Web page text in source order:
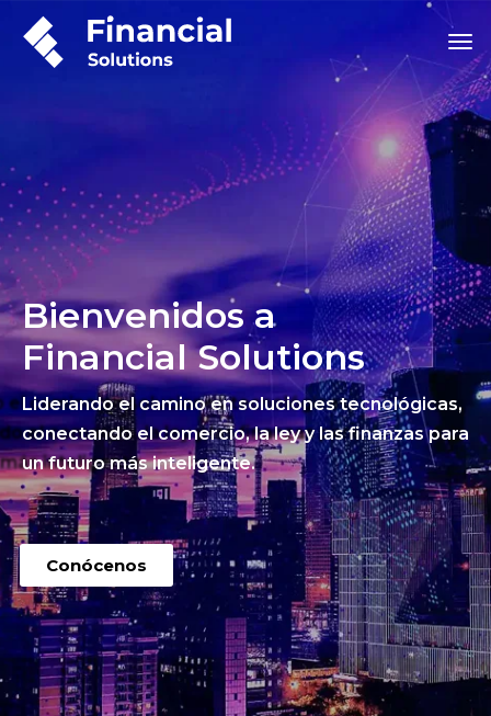
Bienvenidos a
Financial Solutions
Liderando el camino en soluciones tecnológicas,
conectando el comercio, la ley y las finanzas para
un futuro más inteligente.
Conócenos